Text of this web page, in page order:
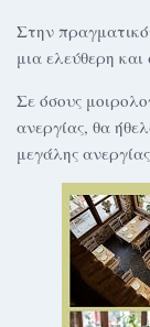
Στην
μια ελεύθερη
Σε όσους
ανεργίας, θα
μεγάλης